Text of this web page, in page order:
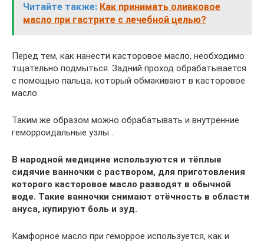
Читайте также: Как принимать оливковое
масло при гастрите с лечебной целью?
Перед тем, как нанести касторовое масло, необходимо
тщательно подмыться. Задний проход обрабатывается
с помощью пальца, который обмакивают в касторовое
масло.
Таким же образом можно обрабатывать и внутренние
геморроидальные узлы .
В народной медицине используются и тёплые
сидячие ванночки с раствором, для приготовления
которого касторовое масло разводят в обычной
воде. Такие ванночки снимают отёчность в области
ануса, купируют боль и зуд.
Камфорное масло при геморрое используется, как и